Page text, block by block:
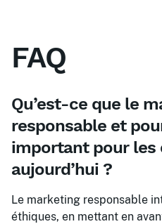
FAQ
Qu’est-ce que le
responsable et
important pour les
aujourd’hui ?
Le marketing responsable
éthiques, en mettant en